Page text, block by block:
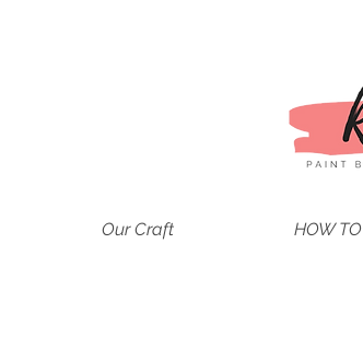
Our Craft HOW TO